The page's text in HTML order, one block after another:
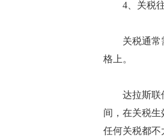
4、关税往
关税通常需
格上。
达拉斯联储
间，在关税生
任何关税都不